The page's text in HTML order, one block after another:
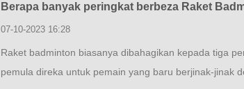
Berapa banyak peringkat berbeza Raket
07-10-2023 16:28
Raket badminton biasanya dibahagikan kepada tiga
pemula direka untuk pemain yang baru berjinak-jinak